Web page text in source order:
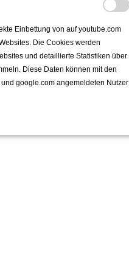
Einbettung von auf youtube.com
Die Cookies werden
und detaillierte Statistiken über
Diese Daten können mit den
google.com angemeldeten Nutzer